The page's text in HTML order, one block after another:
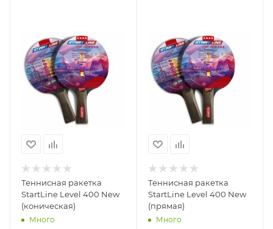
Теннисная ракетка
StartLine Level 400 New
(коническая)
Много
Теннисная ракетка
StartLine Level 400 New
(прямая)
Много